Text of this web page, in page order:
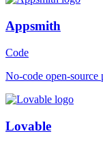
Appsmith
Code
No-code open-source
Lovable